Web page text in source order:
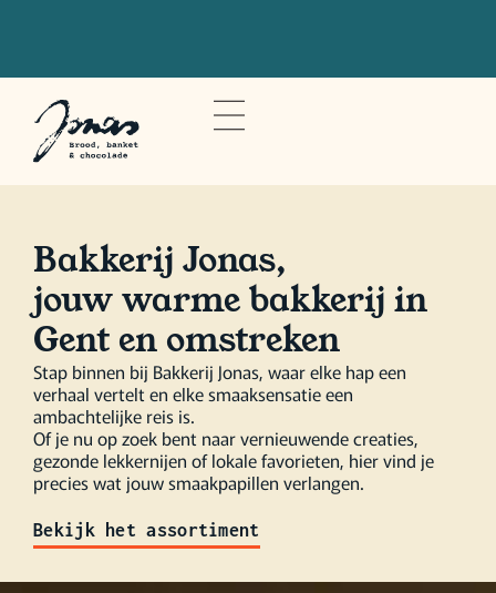
Bestel voor 20u om je bestelling de
volgende dag op te halen
Bakkerij Jonas,
jouw warme bakkerij in
Gent en omstreken
Stap binnen bij Bakkerij Jonas, waar elke hap een
verhaal vertelt en elke smaaksensatie een
ambachtelijke reis is.
Of je nu op zoek bent naar vernieuwende creaties,
gezonde lekkernijen of lokale favorieten, hier vind je
precies wat jouw smaakpapillen verlangen.
Bekijk het assortiment